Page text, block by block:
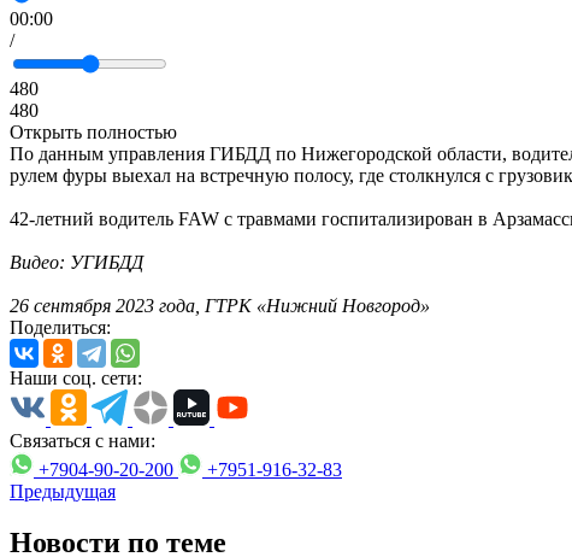
00:00
/
480
480
Открыть полностью
По данным управления ГИБДД по Нижегородской области,
рулем фуры выехал на встречную полосу, где столкнулся с
42-летний водитель FAW с травмами госпитализирован в
Видео: УГИБДД
26 сентября 2023 года, ГТРК «Нижний Новгород»
Поделиться:
Наши соц. сети:
Связаться с нами:
+7904-90-20-200
+7951-916-32-83
Предыдущая
Новости по теме